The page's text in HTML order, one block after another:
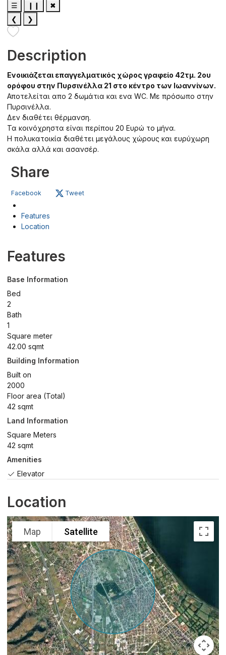
☰ ❙❙
✖
❮
❯
Description
Ενοικιάζεται επαγγελματικός χώρος γραφείο 42τμ. 2ου
ορόφου στην Πυρσινέλλα 21 στο κέντρο των Ιωαννίνων.
Αποτελείται απο 2 δωμάτια και ενα WC. Με πρόσωπο στην
Πυρσινέλλα.
Δεν διαθέτει θέρμανση.
Τα κοινόχρηστα είναι περίπου 20 Ευρώ το μήνα.
Η πολυκατοικία διαθέτει μεγάλους χώρους και ευρύχωρη
σκάλα αλλά και ασανσέρ.
Share
Facebook Tweet
Features
Location
Features
Base Information
Bed
2
Bath
1
Square meter
42.00 sqmt
Building Information
Built on
2000
Floor area (Total)
42 sqmt
Land Information
Square Meters
42 sqmt
Amenities
Elevator
Location
Map Satellite